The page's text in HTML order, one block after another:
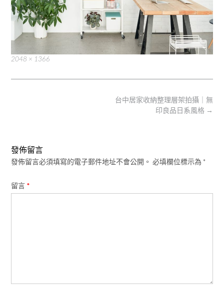
Full
2048 × 1366
台中居家收納整理層架拍攝｜無
印良品日系風格 →
發佈留言
發佈留言必須填寫的電子郵件地址不會公開。 必填欄位標示為 *
留言 *